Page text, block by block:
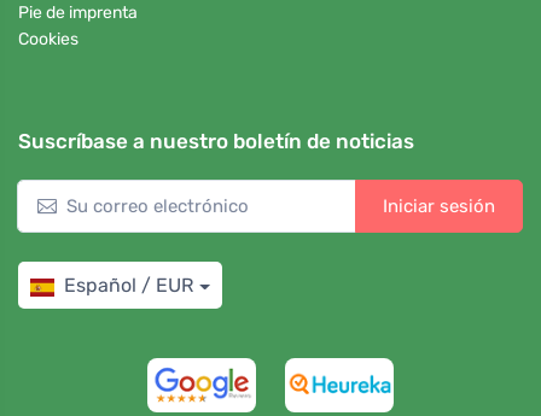
Pie de imprenta
Cookies
Suscríbase a nuestro boletín de noticias
Iniciar sesión
Español / EUR